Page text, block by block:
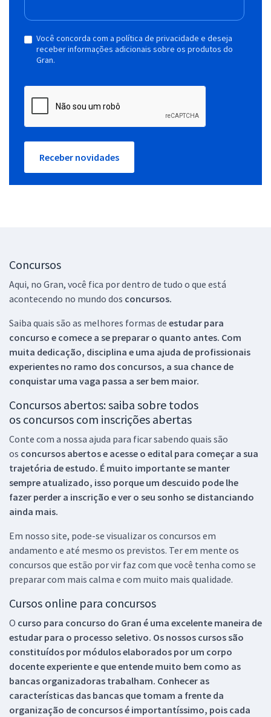
Você concorda com a política de privacidade e deseja
receber informações adicionais sobre os produtos do
Gran.
Receber novidades
Concursos
Aqui, no Gran, você fica por dentro de tudo o que está
acontecendo no mundo dos concursos.
Saiba quais são as melhores formas de estudar para
concurso e comece a se preparar o quanto antes. Com
muita dedicação, disciplina e uma ajuda de profissionais
experientes no ramo dos concursos, a sua chance de
conquistar uma vaga passa a ser bem maior.
Concursos abertos: saiba sobre todos
os concursos com inscrições abertas
Conte com a nossa ajuda para ficar sabendo quais são
os concursos abertos e acesse o edital para começar a sua
trajetória de estudo. É muito importante se manter
sempre atualizado, isso porque um descuido pode lhe
fazer perder a inscrição e ver o seu sonho se distanciando
ainda mais.
Em nosso site, pode-se visualizar os concursos em
andamento e até mesmo os previstos. Ter em mente os
concursos que estão por vir faz com que você tenha como se
preparar com mais calma e com muito mais qualidade.
Cursos online para concursos
O curso para concurso do Gran é uma excelente maneira de
estudar para o processo seletivo. Os nossos cursos são
constituídos por módulos elaborados por um corpo
docente experiente e que entende muito bem como as
bancas organizadoras trabalham. Conhecer as
características das bancas que tomam a frente da
organização de concursos é importantíssimo, pois cada